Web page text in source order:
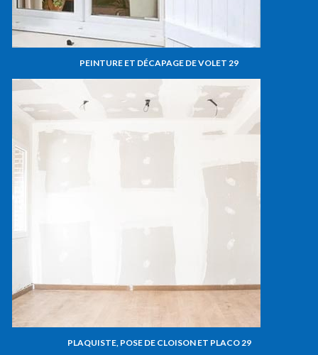
PEINTURE ET DÉCAPAGE DE VOLET 29
PLAQUISTE, POSE DE CLOISON ET PLACO 29